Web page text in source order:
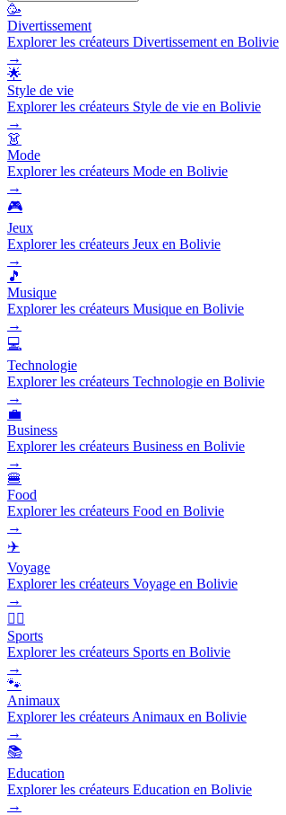
🥳
Divertissement
Explorer les créateurs Divertissement en Bolivie
→
🌟
Style de vie
Explorer les créateurs Style de vie en Bolivie
→
👗
Mode
Explorer les créateurs Mode en Bolivie
→
🎮
Jeux
Explorer les créateurs Jeux en Bolivie
→
🎵
Musique
Explorer les créateurs Musique en Bolivie
→
💻
Technologie
Explorer les créateurs Technologie en Bolivie
→
💼
Business
Explorer les créateurs Business en Bolivie
→
🍔
Food
Explorer les créateurs Food en Bolivie
→
✈️
Voyage
Explorer les créateurs Voyage en Bolivie
→
🏃‍♂️
Sports
Explorer les créateurs Sports en Bolivie
→
🐾
Animaux
Explorer les créateurs Animaux en Bolivie
→
📚
Education
Explorer les créateurs Education en Bolivie
→